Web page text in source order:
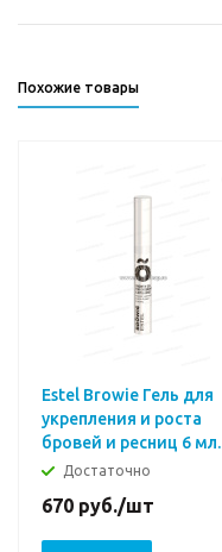
Похожие товары
Estel Browie Гель для
укрепления и роста
бровей и ресниц 6 мл.
Достаточно
670 руб./шт